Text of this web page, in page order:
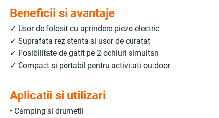
Beneficii si avantaje
✓ Usor de folosit cu aprindere piezo-electric
✓ Suprafata rezistenta si usor de curatat
✓ Posibilitate de gatit pe 2 ochiuri simultan
✓ Compact si portabil pentru activitati outdoor
Aplicatii si utilizari
• Camping si drumetii